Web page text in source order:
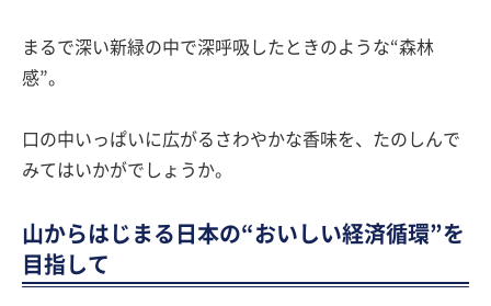
まるで深い新緑の中で深呼吸したときのような“森林
感”。
口の中いっぱいに広がるさわやかな香味を、たのしんで
みてはいかがでしょうか。
山からはじまる日本の“おいしい経済循環”を
目指して